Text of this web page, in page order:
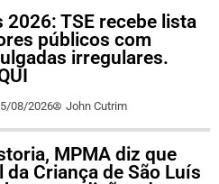
2026: TSE recebe lista
públicos com
irregulares.
08/2026 John Cutrim
MPMA diz que
da Criança de São Luís